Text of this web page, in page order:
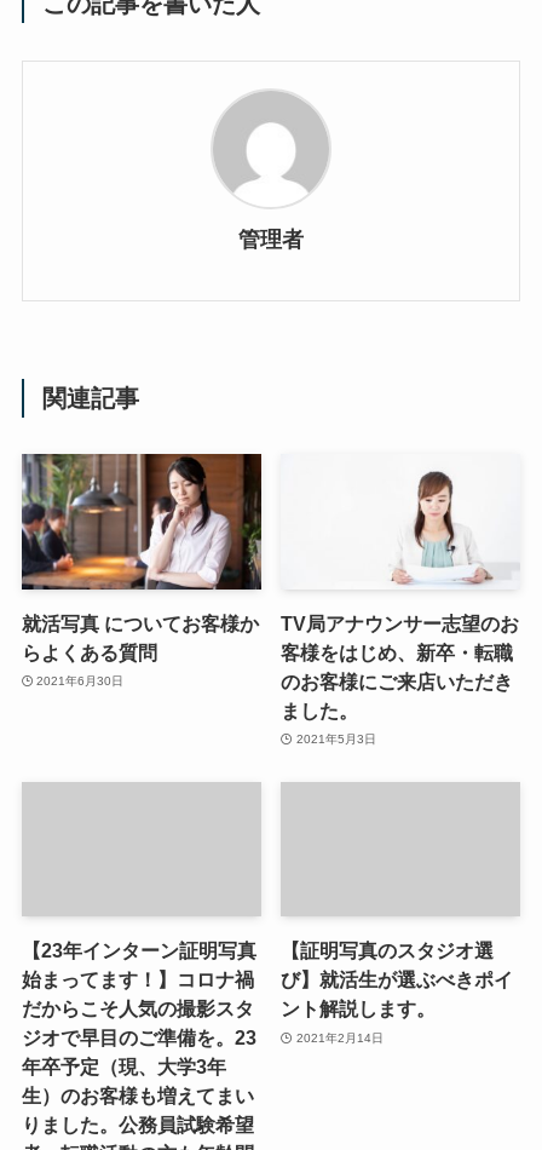
管理者
関連記事
就活写真 についてお客様か
らよくある質問
2021年6月30日
TV局アナウンサー志望のお
客様をはじめ、新卒・転職
のお客様にご来店いただき
ました。
2021年5月3日
【23年インターン証明写真
始まってます！】コロナ禍
だからこそ人気の撮影スタ
ジオで早目のご準備を。23
年卒予定（現、大学3年
生）のお客様も増えてまい
りました。公務員試験希望
【証明写真のスタジオ選
び】就活生が選ぶべきポイ
ント解説します。
2021年2月14日